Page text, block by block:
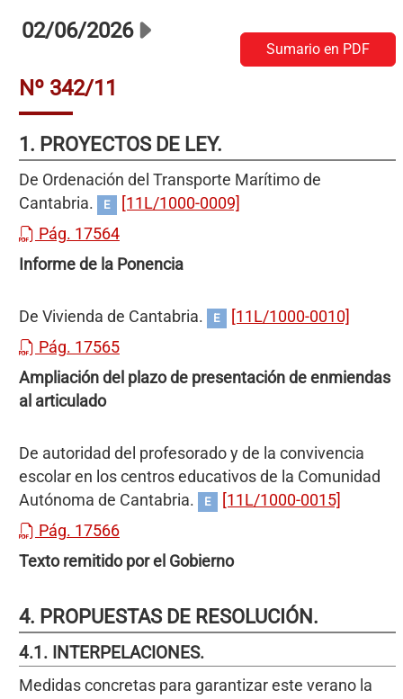
02/06/2026
Nº 342/11
Sumario en PDF
1. PROYECTOS DE LEY.
De Ordenación del Transporte Marítimo de
Cantabria.
E
[11L/1000-0009]
Pág. 17564
Informe de la Ponencia
De Vivienda de Cantabria. E
[11L/1000-0010]
Pág. 17565
Ampliación del plazo de presentación de enmiendas
al articulado
De autoridad del profesorado y de la convivencia
escolar en los centros educativos de la Comunidad
Autónoma de Cantabria.
E
[11L/1000-0015]
Pág. 17566
Texto remitido por el Gobierno
4. PROPUESTAS DE RESOLUCIÓN.
4.1. INTERPELACIONES.
Medidas concretas para garantizar este verano la